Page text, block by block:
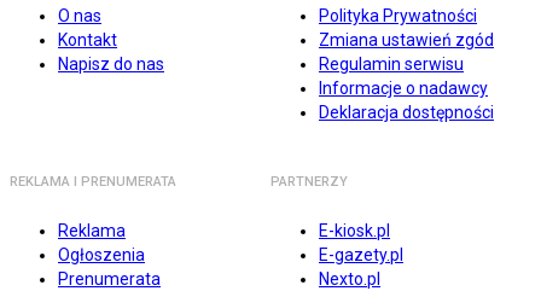
O nas
Kontakt
Napisz do nas
Polityka Prywatności
Zmiana ustawień zgód
Regulamin serwisu
Informacje o nadawcy
Deklaracja dostępności
REKLAMA I PRENUMERATA
Reklama
Ogłoszenia
Prenumerata
PARTNERZY
E-kiosk.pl
E-gazety.pl
Nexto.pl